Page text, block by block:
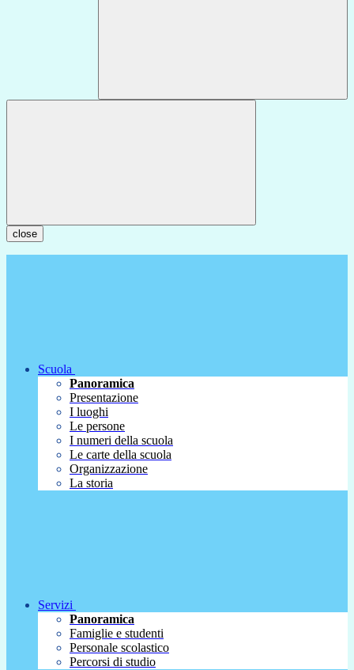
close
Scuola
Panoramica
Presentazione
I luoghi
Le persone
I numeri della scuola
Le carte della scuola
Organizzazione
La storia
Servizi
Panoramica
Famiglie e studenti
Personale scolastico
Percorsi di studio